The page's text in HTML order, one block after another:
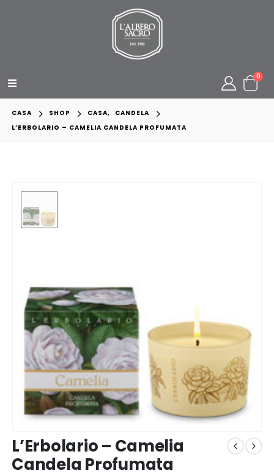
0
CASA SHOP CASA,
CANDELA
L’ERBOLARIO – CAMELIA CANDELA PROFUMATA
L’Erbolario – Camelia
Candela Profumata